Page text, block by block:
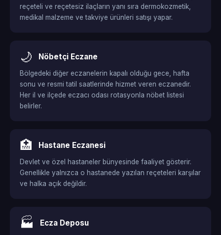
reçeteli ve reçetesiz ilaçların yanı sıra dermokozmetik,
medikal malzeme ve takviye ürünleri satışı yapar.
🌙 Nöbetçi Eczane
Bölgedeki diğer eczanelerin kapalı olduğu gece, hafta
sonu ve resmi tatil saatlerinde hizmet veren eczanedir.
Her il ve ilçede eczacı odası rotasyonla nöbet listesi
belirler.
🏥 Hastane Eczanesi
Devlet ve özel hastaneler bünyesinde faaliyet gösterir.
Genellikle yalnızca o hastanede yazılan reçeteleri karşılar
ve halka açık değildir.
🏭 Ecza Deposu